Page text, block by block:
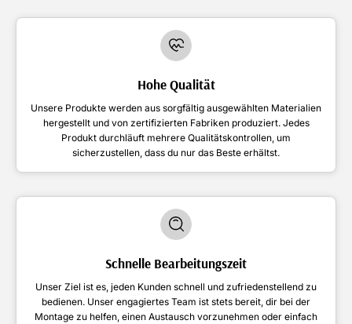
Hohe Qualität
Unsere Produkte werden aus sorgfältig ausgewählten Materialien
hergestellt und von zertifizierten Fabriken produziert. Jedes
Produkt durchläuft mehrere Qualitätskontrollen, um
sicherzustellen, dass du nur das Beste erhältst.
Schnelle Bearbeitungszeit
Unser Ziel ist es, jeden Kunden schnell und zufriedenstellend zu
bedienen. Unser engagiertes Team ist stets bereit, dir bei der
Montage zu helfen, einen Austausch vorzunehmen oder einfach